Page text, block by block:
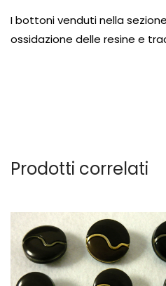
I bottoni venduti nella
ossidazione delle resine e
Prodotti correlati